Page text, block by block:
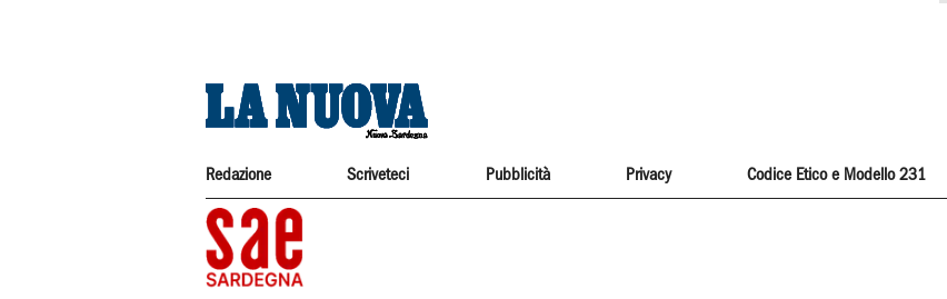
Redazione Scriveteci Pubblicità Privacy Codice Etico e Modello 231